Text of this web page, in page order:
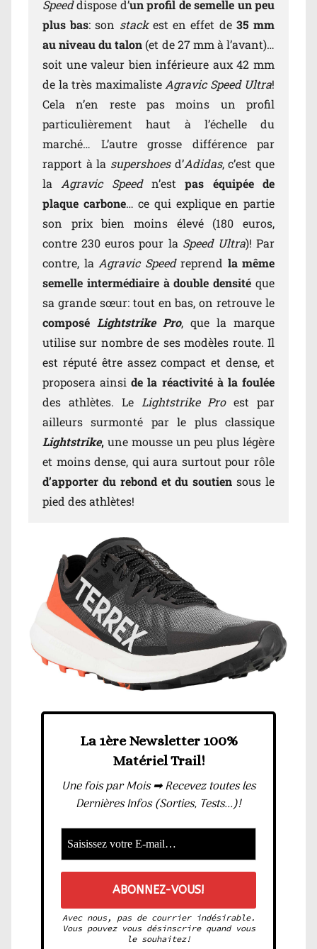
Speeddispose d’un profil de semelle un peu
plus bas: son stack est en effet de 35 mm
au niveau du talon (et de 27 mm à l’avant)…
soit une valeur bien inférieure aux 42 mm
de la très maximalisteAgravic Speed Ultra!
Cela n’en reste pas moins un profil
particulièrement haut à l’échelle du
marché… L’autre grosse différence par
rapport à la supershoes d’Adidas, c’est que
laAgravic Speedn’estpas équipée de
plaque carbone… ce qui explique en partie
son prix bien moins élevé (180 euros,
contre 230 euros pour la Speed Ultra)! Par
contre, la Agravic Speedreprend la même
semelle intermédiaire à double densité que
sa grande sœur: tout en bas, on retrouve le
composé Lightstrike Pro, que la marque
utilise sur nombre de ses modèles route. Il
est réputé être assez compact et dense, et
proposera ainside la réactivité à la foulée
des athlètes. LeLightstrike Proest par
ailleurs surmonté par le plus classique
Lightstrike, une mousse un peu plus légère
et moins dense, qui aura surtout pour rôle
d’apporter du rebond et du soutien sous le
pied des athlètes!
La 1ère Newsletter 100%
Matériel Trail!
Une fois par Mois ➡ Recevez toutes les
Dernières Infos (Sorties, Tests...)!
Avec nous, pas de courrier indésirable.
Vous pouvez vous désinscrire quand vous
le souhaitez!